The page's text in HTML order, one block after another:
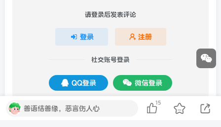
请登录后发表评论
登录 注册
社交账号登录
QQ登录 微信登录
善语结善缘，恶言伤人心
15